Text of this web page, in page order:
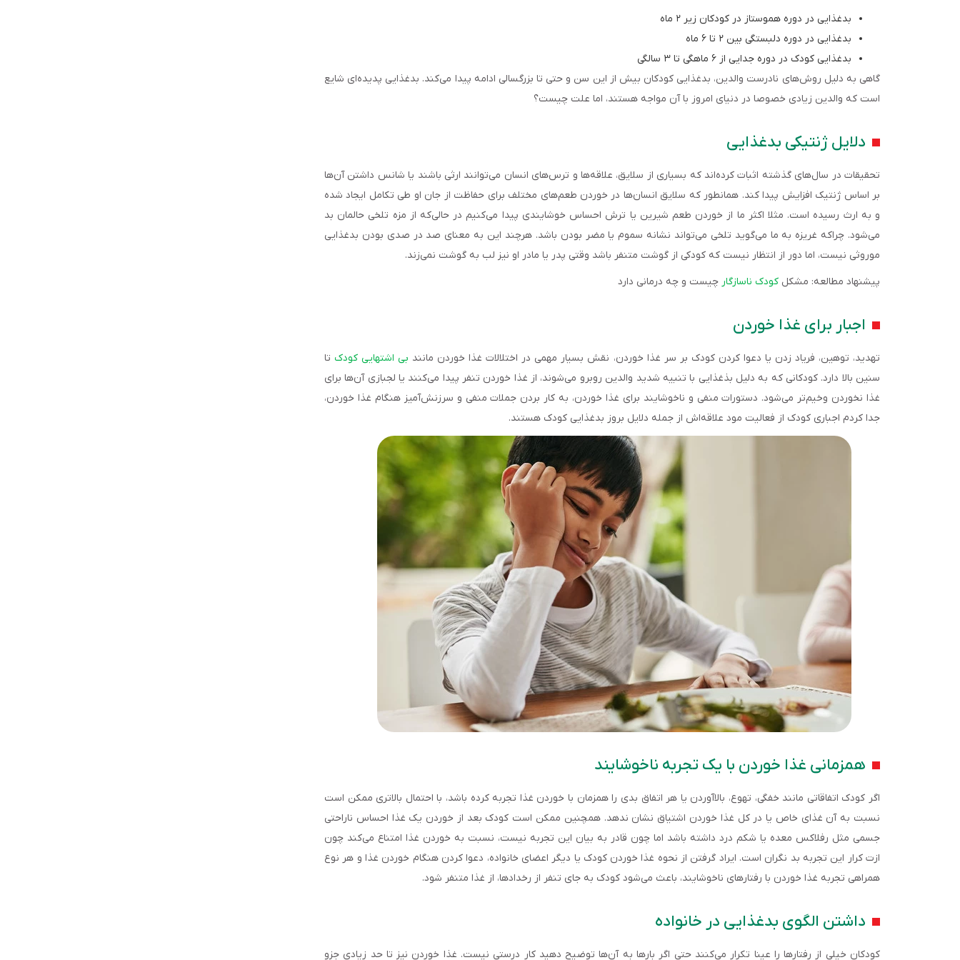
بدغذایی در دوره هموستاز در کودکان زیر ۲ ماه
بدغذایی در دوره دلبستگی بین ۲ تا ۶ ماه
بدغذایی کودک در دوره جدایی از ۶ ماهگی تا ۳ سالگی
گاهی به دلیل روش‌های نادرست والدین، بدغذایی کودکان بیش از این سن و حتی تا بزرگسالی ادامه پیدا می‌کند. بدغذایی پدیده‌ای شایع
است که والدین زیادی خصوصا در دنیای امروز با آن مواجه هستند، اما علت چیست؟
دلایل ژنتیکی بدغذایی
تحقیقات در سال‌های گذشته اثبات کرده‌اند که بسیاری از سلایق، علاقه‌ها و ترس‌های انسان می‌توانند ارثی باشند یا شانس داشتن آن‌ها
بر اساس ژنتیک افزایش پیدا کند. همانطور که سلایق انسان‌ها در خوردن طعم‌های مختلف برای حفاظت از جان او طی تکامل ایجاد شده
و به ارث رسیده است. مثلا اکثر ما از خوردن طعم شیرین یا ترش احساس خوشایندی پیدا می‌کنیم در حالی‌که از مزه تلخی حالمان بد
می‌شود. چراکه غریزه به ما می‌گوید تلخی می‌تواند نشانه سموم یا مضر بودن باشد. هرچند این به معنای صد در صدی بودن بدغذایی
موروثی نیست، اما دور از انتظار نیست که کودکی از گوشت متنفر باشد وقتی پدر یا مادر او نیز لب به گوشت نمی‌زند.
پیشنهاد مطالعه: مشکل کودک ناسازگار چیست و چه درمانی دارد
اجبار برای غذا خوردن
تهدید، توهین، فریاد زدن یا دعوا کردن کودک بر سر غذا خوردن، نقش بسیار مهمی در اختلالات غذا خوردن مانند بی اشتهایی کودکتا
سنین بالا دارد. کودکانی که به دلیل بذغذایی با تنبیه شدید والدین روبرو می‌شوند، از غذا خوردن تنفر پیدا می‌کنند یا لجبازی آن‌ها برای
غذا نخوردن وخیم‌تر می‌شود. دستورات منفی و ناخوشایند برای غذا خوردن، به کار بردن جملات منفی و سرزنش‌آمیز هنگام غذا خوردن،
جدا کردم اجباری کودک از فعالیت مود علاقه‌اش از جمله دلایل بروز بدغذایی کودک هستند.
همزمانی غذا خوردن با یک تجربه ناخوشایند
اگر کودک اتفاقاتی مانند خفگی، تهوع، بالاآوردن یا هر اتفاق بدی را همزمان با خوردن غذا تجربه کرده باشد، با احتمال بالاتری ممکن است
نسبت به آن غذای خاص یا در کل غذا خوردن اشتیاق نشان ندهد. همچنین ممکن است کودک بعد از خوردن یک غذا احساس ناراحتی
جسمی مثل رفلاکس معده یا شکم درد داشته باشد اما چون قادر به بیان این تجربه نیست، نسبت به خوردن غذا امتناع می‌کند چون
ازت کرار این تجربه بد نگران است. ایراد گرفتن از نحوه غذا خوردن کودک یا دیگر اعضای خانواده، دعوا کردن هنگام خوردن غذا و هر نوع
همراهی تجربه غذا خوردن با رفتارهای ناخوشایند، باعث می‌شود کودک به جای تنفر از رخدادها، از غذا متنفر شود.
داشتن الگوی بدغذایی در خانواده
کودکان خیلی از رفتارها را عینا تکرار می‌کنند حتی اگر بارها به آن‌ها توضیح دهید کار درستی نیست. غذا خوردن نیز تا حد زیادی جزو